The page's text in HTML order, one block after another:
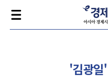
'김광일'